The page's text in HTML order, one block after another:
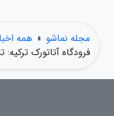
مجله نماشو » همه
فرودگاه آتاتورک